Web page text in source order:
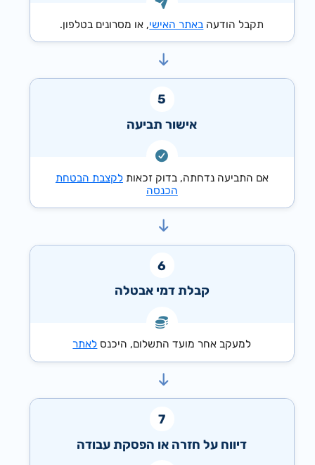
תקבל הודעהבאתר האישי, או מסרונים בטלפון.
אישור תביעה
אם התביעה נדחתה, בדוק זכאותלקצבת הבטחת
הכנסה
קבלת דמי אבטלה
למעקב אחר מועד התשלום, היכנסלאתר
דיווח על חזרה או הפסקת עבודה